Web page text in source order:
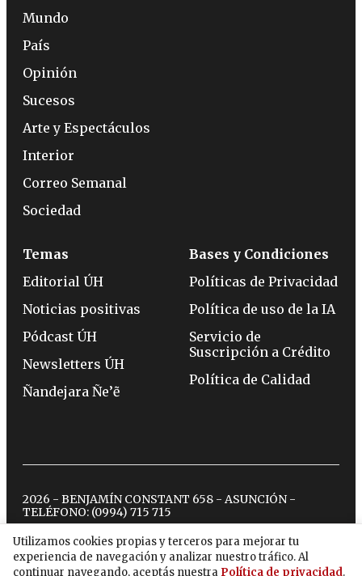
Utilizamos cookies propias y terceros para mejorar tu
experiencia de navegación y analizar nuestro tráfico. Al
continuar navegando, aceptás nuestra Política de privacidad.
Mundo
País
Opinión
Sucesos
Arte y Espectáculos
Interior
Correo Semanal
Sociedad
Temas
Editorial ÚH
Noticias positivas
Pódcast ÚH
Newsletters ÚH
Ñandejara Ñe’ẽ
Bases y Condiciones
Políticas de Privacidad
Política de uso de la IA
Servicio de
Suscripción a Crédito
Política de Calidad
2026 - BENJAMÍN CONSTANT 658 - ASUNCIÓN -
TELÉFONO: (0994) 715 715
twitterinstagram
facebook
tiktokyoutubespotify